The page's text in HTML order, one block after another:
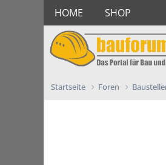
HOME SHOP
Startseite Foren